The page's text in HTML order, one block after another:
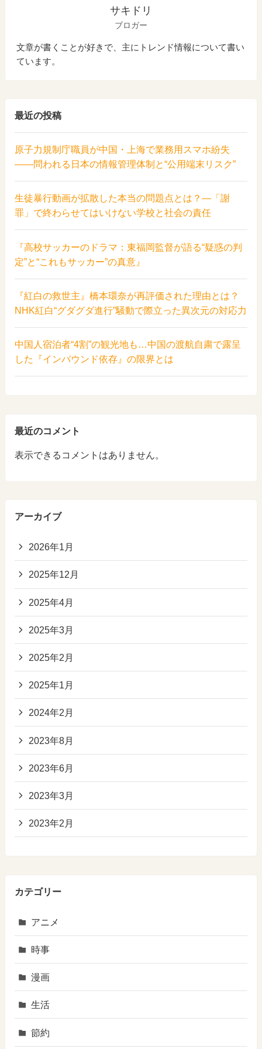
サキドリ
ブロガー
文章が書くことが好きで、主にトレンド情報について書い
ています。
最近の投稿
原子力規制庁職員が中国・上海で業務用スマホ紛失
――問われる日本の情報管理体制と“公用端末リスク”
生徒暴行動画が拡散した本当の問題点とは？―「謝
罪」で終わらせてはいけない学校と社会の責任
『高校サッカーのドラマ：東福岡監督が語る“疑惑の判
定”と“これもサッカー”の真意』
『紅白の救世主』橋本環奈が再評価された理由とは？
NHK紅白“グダグダ進行”騒動で際立った異次元の対応力
中国人宿泊者“4割”の観光地も…中国の渡航自粛で露呈
した『インバウンド依存』の限界とは
最近のコメント
表示できるコメントはありません。
アーカイブ
2026年1月
2025年12月
2025年4月
2025年3月
2025年2月
2025年1月
2024年2月
2023年8月
2023年6月
2023年3月
2023年2月
カテゴリー
アニメ
時事
漫画
生活
節約